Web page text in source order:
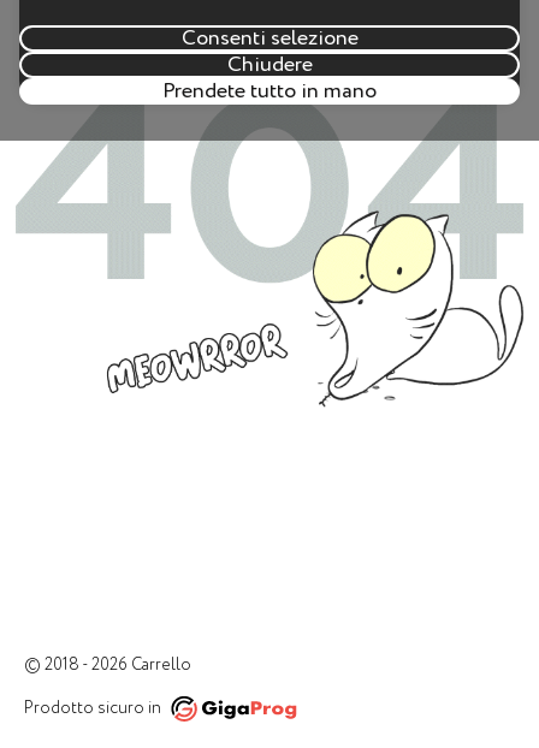
© 2018 - 2026 Carrello
Prodotto sicuro in
Consenti selezione
Chiudere
Prendete tutto in mano